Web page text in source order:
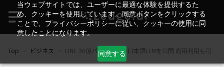
当ウェブサイトでは、ユーザーに最適な体験を提供するた
め、クッキーを使用しています。同意ボタンをクリックする
ことで、プライバシーポリシーに従い、クッキーの使用に同
意したことになります。
同意する
Top ビジネス LINE 36億パラメータの日本語LLMを公開 商用利用も可